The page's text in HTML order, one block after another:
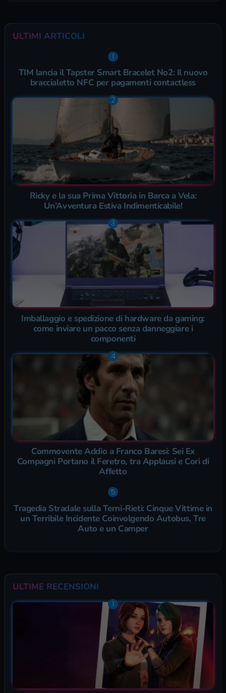
ULTIMI ARTICOLI
TIM lancia il Tapster Smart Bracelet No2: Il nuovo
braccialetto NFC per pagamenti contactless
Ricky e la sua Prima Vittoria in Barca a Vela:
Un’Avventura Estiva Indimenticabile!
Imballaggio e spedizione di hardware da gaming:
come inviare un pacco senza danneggiare i
componenti
Commovente Addio a Franco Baresi: Sei Ex
Compagni Portano il Feretro, tra Applausi e Cori di
Affetto
Tragedia Stradale sulla Terni-Rieti: Cinque Vittime in
un Terribile Incidente Coinvolgendo Autobus, Tre
Auto e un Camper
ULTIME RECENSIONI